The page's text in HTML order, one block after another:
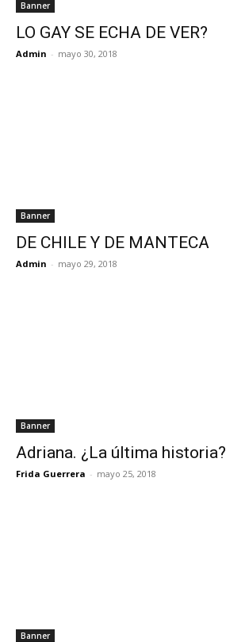
Banner
LO GAY SE ECHA DE VER?
Admin - mayo 30, 2018
Banner
DE CHILE Y DE MANTECA
Admin - mayo 29, 2018
Banner
Adriana. ¿La última historia?
Frida Guerrera - mayo 25, 2018
Banner